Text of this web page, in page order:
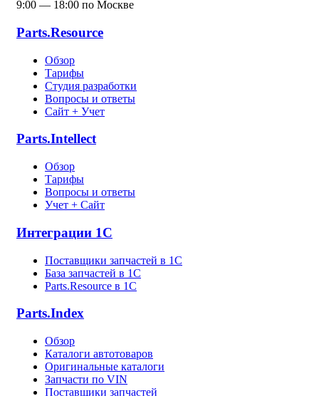
9:00 — 18:00 по Москве
Parts.Resource
Обзор
Тарифы
Студия разработки
Вопросы и ответы
Сайт + Учет
Parts.Intellect
Обзор
Тарифы
Вопросы и ответы
Учет + Сайт
Интеграции 1С
Поставщики запчастей в 1C
База запчастей в 1С
Parts.Resource в 1C
Parts.Index
Обзор
Каталоги автотоваров
Оригинальные каталоги
Запчасти по VIN
Поставщики запчастей